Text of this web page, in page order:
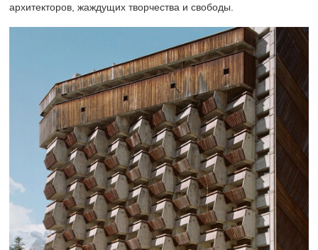
архитекторов, жаждущих творчества и свободы.